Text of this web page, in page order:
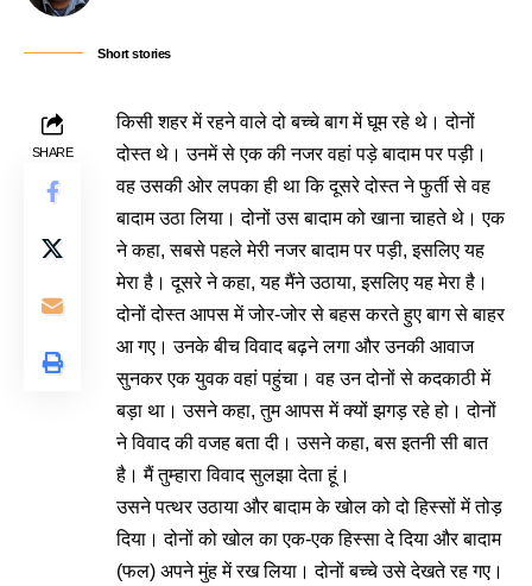
Short stories
SHARE
किसी शहर में रहने वाले दो बच्चे बाग में घूम रहे थे। दोनों
दोस्त थे। उनमें से एक की नजर वहां पड़े बादाम पर पड़ी।
वह उसकी ओर लपका ही था कि दूसरे दोस्त ने फुर्ती से वह
बादाम उठा लिया। दोनों उस बादाम को खाना चाहते थे। एक
ने कहा, सबसे पहले मेरी नजर बादाम पर पड़ी, इसलिए यह
मेरा है। दूसरे ने कहा, यह मैंने उठाया, इसलिए यह मेरा है।
दोनों दोस्त आपस में जोर-जोर से बहस करते हुए बाग से बाहर
आ गए। उनके बीच विवाद बढ़ने लगा और उनकी आवाज
सुनकर एक युवक वहां पहुंचा। वह उन दोनों से कदकाठी में
बड़ा था। उसने कहा, तुम आपस में क्यों झगड़ रहे हो। दोनों
ने विवाद की वजह बता दी। उसने कहा, बस इतनी सी बात
है। मैं तुम्हारा विवाद सुलझा देता हूं।
उसने पत्थर उठाया और बादाम के खोल को दो हिस्सों में तोड़
दिया। दोनों को खोल का एक-एक हिस्सा दे दिया और बादाम
(फल) अपने मुंह में रख लिया। दोनों बच्चे उसे देखते रह गए।